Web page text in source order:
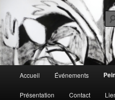
au
contenu
principalChristine Gaud,
dessins
Une recherche sur les couleurs,
bifurcations
principal
Accueil Événements
Présentation Contact